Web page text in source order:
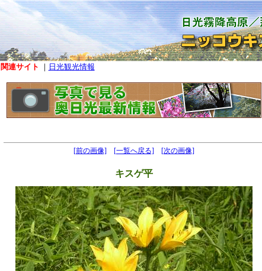
関連サイト ｜ 日光観光情報
[前の画像] [一覧へ戻る] [次の画像]
キスゲ平